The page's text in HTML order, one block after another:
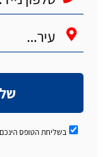
בשליחת הטופס